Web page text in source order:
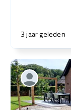
3 jaar geleden